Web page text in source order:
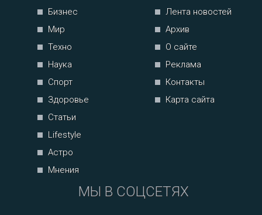
Бизнес
Мир
Техно
Наука
Спорт
Здоровье
Статьи
Lifestyle
Астро
Мнения
Лента новостей
Архив
О сайте
Реклама
Контакты
Карта сайта
МЫ В СОЦСЕТЯХ